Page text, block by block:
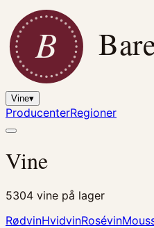
B
Vine▾
ProducenterRegioner
Vine
5304 vine på lager
RødvinHvidvinRosévin